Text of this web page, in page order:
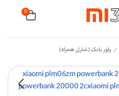
0
/ پاور بانک (شارژر همراه)